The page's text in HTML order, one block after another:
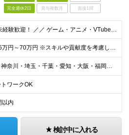
完全週休2日 賞与複数月 面接1回
＼＼ 未経験歓迎！ ／／ ゲーム・アニメ・VTuberが好き クリエイティブに挑戦してみたい そんな気持ちがあれば大歓迎です！ 「この仕事、気になる！」それだけでOK。 チャレンジする一歩目を応援し
月給25万円～70万円 ※スキルや貢献度を考慮して決定します。 ※試用期間中は、契約社員（月給は20万円～＋交通費）となります。 ◆インセンティブ・臨時ボーナス制度あり ◆昇給査定あり
東京・神奈川・埼玉・千葉・愛知・大阪・福岡のプロジェクト先 ◎事前相談のうえ、自宅から通いやすい勤務地へ配属します。 ◎転居を伴う転勤はありません ＜本社＞ 東京都目黒区大橋2丁目24-1 ハイネス
トワークOK
以内
検討中に入れる